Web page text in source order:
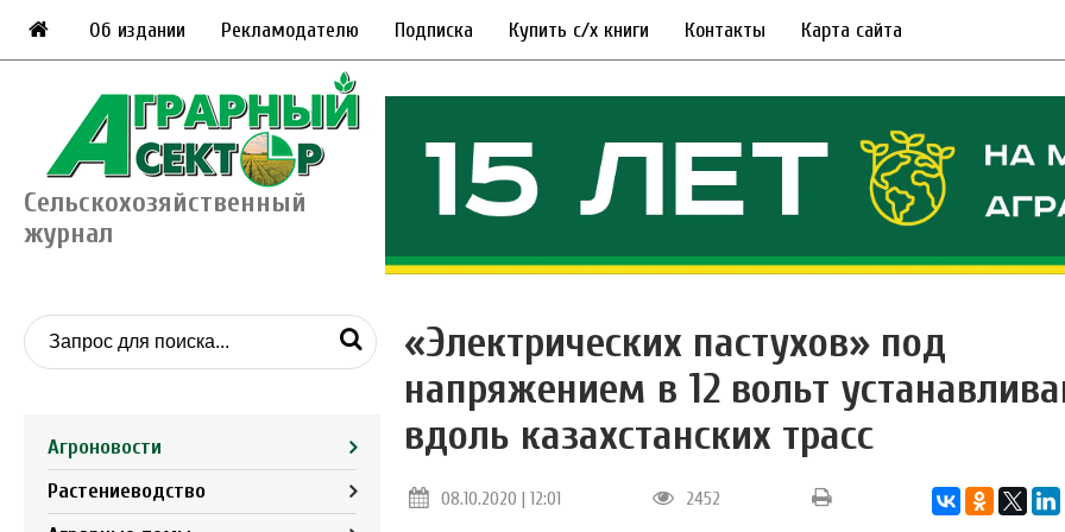
Об издании Рекламодателю Подписка Купить с/х книги Контакты Карта сайта
Сельскохозяйственный
журнал
Агроновости
Растениеводство
«Электрических пастухов» под
напряжением в 12 вольт
вдоль казахстанских трасс
08.10.2020 | 12:01 2452